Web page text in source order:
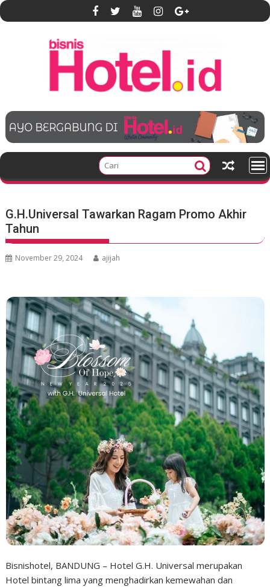
S
k
e
t
G.H.Universal Tawarkan Ragam Promo Akhir
Tahun
November 29, 2024 ajijah
Bisnishotel, BANDUNG – Hotel G.H. Universal merupakan
Hotel bintang lima yang menghadirkan kemewahan dan